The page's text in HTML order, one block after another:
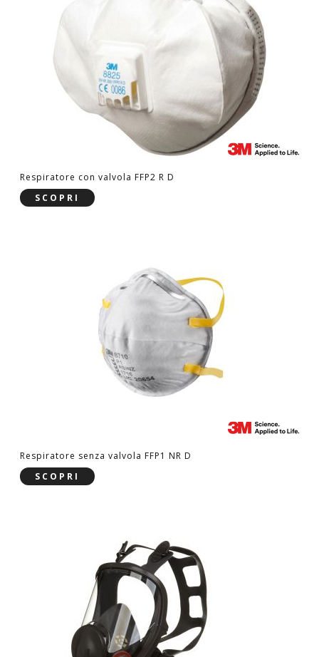
Respiratore con valvola FFP2 R D
SCOPRI
Respiratore senza valvola FFP1 NR D
SCOPRI